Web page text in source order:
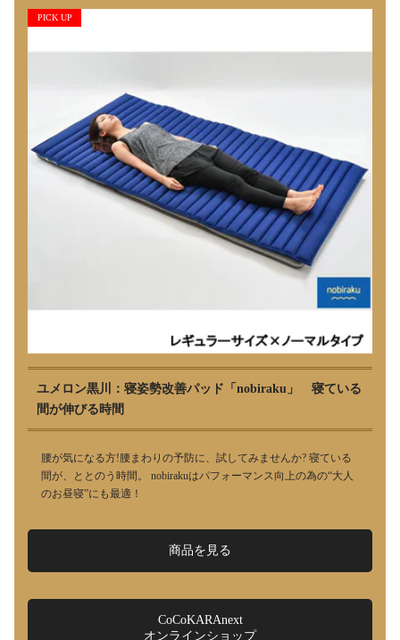
PICK UP
ユメロン黒川：寝姿勢改善パッド「nobiraku」 寝ている
間が伸びる時間
腰が気になる方!腰まわりの予防に、試してみませんか? 寝ている
間が、ととのう時間。 nobirakuはパフォーマンス向上の為の“大人
のお昼寝”にも最適！
商品を見る
CoCoKARAnext
オンラインショップ